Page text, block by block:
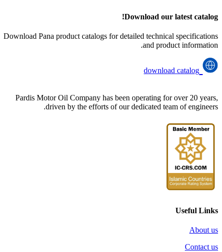
Download our latest catalog!
Download Pana product catalogs for detailed technical specifications
and product information.
download catalog
Pardis Motor Oil Company has been operating for over 20 years,
driven by the efforts of our dedicated team of engineers.
Useful Links
About us
Contact us